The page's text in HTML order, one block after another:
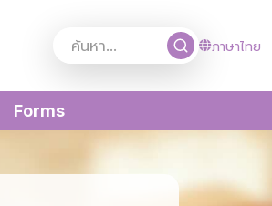
ภาษาไทย
Forms